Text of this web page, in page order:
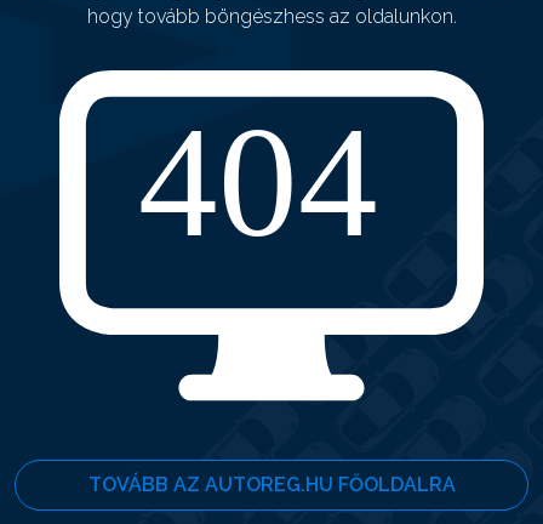
hogy tovább böngészhess az oldalunkon.
TOVÁBB AZ AUTOREG.HU FŐOLDALRA